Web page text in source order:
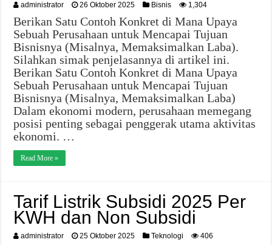
administrator 26 Oktober 2025 Bisnis 1,304
Berikan Satu Contoh Konkret di Mana Upaya
Sebuah Perusahaan untuk Mencapai Tujuan
Bisnisnya (Misalnya, Memaksimalkan Laba).
Silahkan simak penjelasannya di artikel ini.
Berikan Satu Contoh Konkret di Mana Upaya
Sebuah Perusahaan untuk Mencapai Tujuan
Bisnisnya (Misalnya, Memaksimalkan Laba)
Dalam ekonomi modern, perusahaan memegang
posisi penting sebagai penggerak utama aktivitas
ekonomi. …
Read More »
Tarif Listrik Subsidi 2025 Per
KWH dan Non Subsidi
administrator 25 Oktober 2025 Teknologi 406